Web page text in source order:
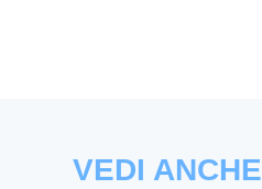
VEDI ANCHE